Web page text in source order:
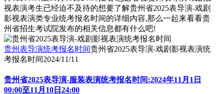
视表演考生已经迫不及待的想要了解贵州省2025表导演-戏剧
影视表演类专业统考报名时间的详细内容,那么一起来看看贵
州省招生考试院发布的相关信息都有什么吧!
贵州表导演统考报名时间贵州省2025表导演-戏剧影视表演统
考报名时间2024/11/11
贵州省2025表导演-服装表演统考报名时间:2024年11月1日
00:00至11月10日24:00